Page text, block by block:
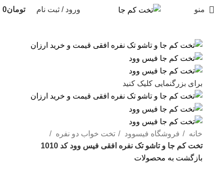
منو ورود / ثبت نام تومان0
برای بزرگنمایی کلیک کنید
خانه فروشگاه فیسوود
تخت خواب دو نفره
تخت کم جا و تاشو تک نفره افقی فیس وود کد 1010
بازگشت به محصولات